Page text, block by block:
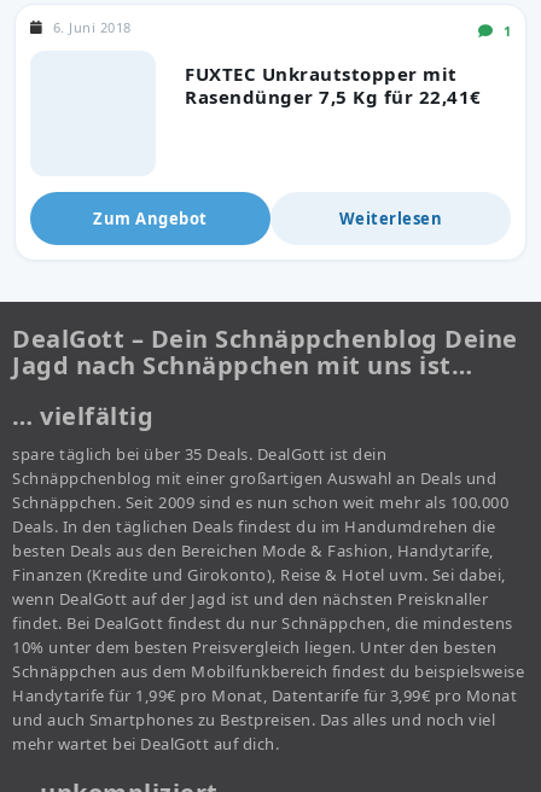
FUXTEC Unkrautstopper mit
Rasendünger 7,5 Kg für 22,41€
6. Juni 2018 1
Zum Angebot Weiterlesen
DealGott – Dein Schnäppchenblog Deine
Jagd nach Schnäppchen mit uns ist…
… vielfältig
spare täglich bei über 35 Deals. DealGott ist dein
Schnäppchenblog mit einer großartigen Auswahl an Deals und
Schnäppchen. Seit 2009 sind es nun schon weit mehr als 100.000
Deals. In den täglichen Deals findest du im Handumdrehen die
besten Deals aus den Bereichen Mode & Fashion, Handytarife,
Finanzen (Kredite und Girokonto), Reise & Hotel uvm. Sei dabei,
wenn DealGott auf der Jagd ist und den nächsten Preisknaller
findet. Bei DealGott findest du nur Schnäppchen, die mindestens
10% unter dem besten Preisvergleich liegen. Unter den besten
Schnäppchen aus dem Mobilfunkbereich findest du beispielsweise
Handytarife für 1,99€ pro Monat, Datentarife für 3,99€ pro Monat
und auch Smartphones zu Bestpreisen. Das alles und noch viel
mehr wartet bei DealGott auf dich.